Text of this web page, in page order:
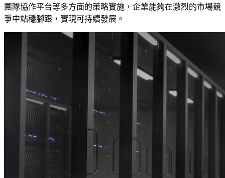
團隊協作平台等多方面的策略實施，企業能夠在激烈的市場競
爭中站穩腳跟，實現可持續發展。